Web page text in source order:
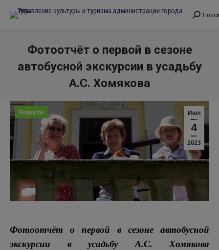
Поиск:
Поиск
Фотоотчёт о первой в сезоне
автобусной экскурсии в усадьбу
А.С. Хомякова
Июл
4
2023
Новости
Фотоотчёт о первой в сезоне автобусной
экскурсии в усадьбу А.С. Хомякова